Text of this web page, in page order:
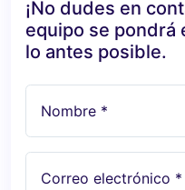
¡No dudes en
equipo se pondrá
lo antes posible.
Nombre *
Correo electrónico *